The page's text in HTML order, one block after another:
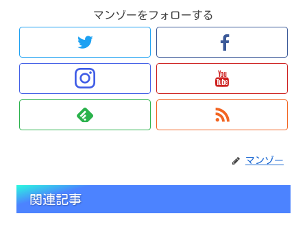
マンゾーをフォローする
マンゾー
関連記事